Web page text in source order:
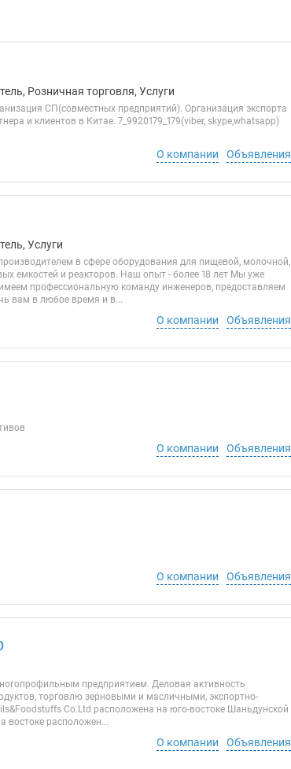
Розничная торговля, Услуги
СП(совместных предприятий). Организация экспорта
и клиентов в Китае. 7_9920179_179(viber, skype,whatsapp)
О компании Объявления
Услуги
в сфере оборудования для пищевой, молочной,
емкостей и реакторов. Наш опыт - более 18 лет Мы уже
профессиональную команду инженеров, предоставляем
вам в любое время и в...
О компании Объявления
О компании Объявления
О компании Объявления
предприятием. Деловая активность
торговлю зерновыми и масличными, экспортно-
Co.Ltd расположена на юго-востоке Шаньдунской
востоке расположен...
О компании Объявления